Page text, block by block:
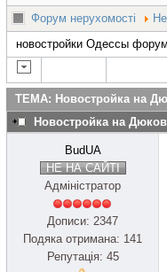
Форум нерухомості
новостройки Одессы форум
ТЕМА: Новостройка на
Новостройка на
BudUA
НЕ НА САЙТІ
Адміністратор
Дописи: 2347
Подяка отримана: 141
Репутація: 45